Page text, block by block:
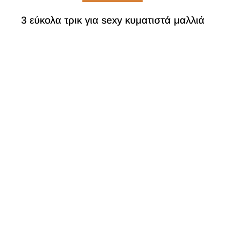
3 εύκολα τρικ για sexy κυματιστά μαλλιά